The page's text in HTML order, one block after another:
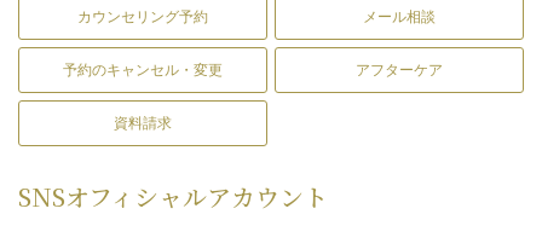
カウンセリング予約 メール相談
予約のキャンセル・変更 アフターケア
資料請求
SNSオフィシャルアカウント